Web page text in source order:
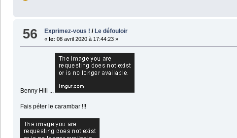
56 Exprimez-vous ! / Le défouloir
« le: 08 avril 2020 à 17:44:23 »
Benny Hill ...
Fais péter le carambar !!!